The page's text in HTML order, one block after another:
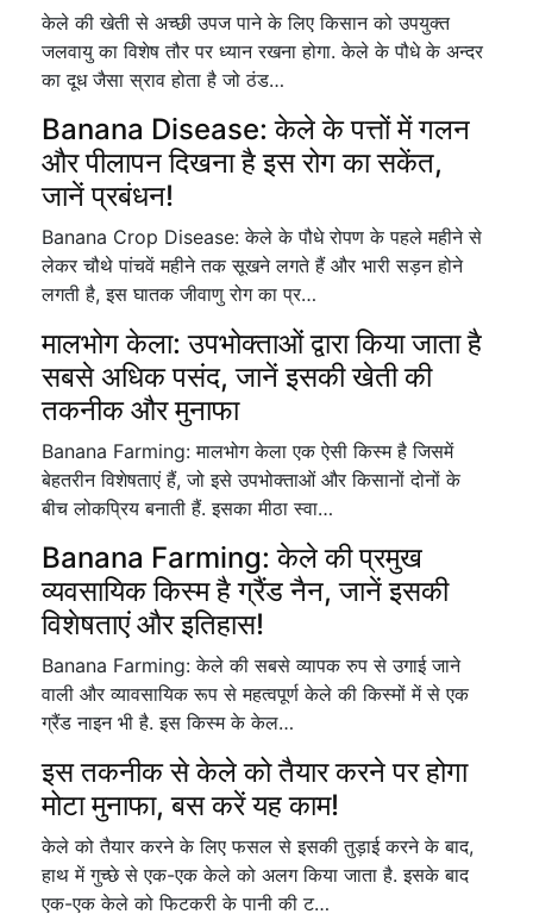
केले की खेती से अच्छी उपज पाने के लिए किसान को उपयुक्त
जलवायु का विशेष तौर पर ध्यान रखना होगा. केले के पौधे के अन्दर
का दूध जैसा स्राव होता है जो ठंड…
Banana Disease: केले के पत्तों में गलन
और पीलापन दिखना है इस रोग का सकेंत,
जानें प्रबंधन!
Banana Crop Disease: केले के पौधे रोपण के पहले महीने से
लेकर चौथे पांचवें महीने तक सूखने लगते हैं और भारी सड़न होने
लगती है, इस घातक जीवाणु रोग का प्र…
मालभोग केला: उपभोक्ताओं द्वारा किया जाता है
सबसे अधिक पसंद, जानें इसकी खेती की
तकनीक और मुनाफा
Banana Farming: मालभोग केला एक ऐसी किस्म है जिसमें
बेहतरीन विशेषताएं हैं, जो इसे उपभोक्ताओं और किसानों दोनों के
बीच लोकप्रिय बनाती हैं. इसका मीठा स्वा…
Banana Farming: केले की प्रमुख
व्यवसायिक किस्म है ग्रैंड नैन, जानें इसकी
विशेषताएं और इतिहास!
Banana Farming: केले की सबसे व्यापक रुप से उगाई जाने
वाली और व्यावसायिक रूप से महत्वपूर्ण केले की किस्मों में से एक
ग्रैंड नाइन भी है. इस किस्म के केल…
इस तकनीक से केले को तैयार करने पर होगा
मोटा मुनाफा, बस करें यह काम!
केले को तैयार करने के लिए फसल से इसकी तुड़ाई करने के बाद,
हाथ में गुच्छे से एक-एक केले को अलग किया जाता है. इसके बाद
एक-एक केले को फिटकरी के पानी की ट…